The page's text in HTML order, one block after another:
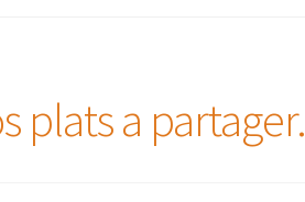
plats a partager.